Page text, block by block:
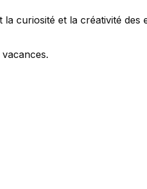
curiosité et la créativité des